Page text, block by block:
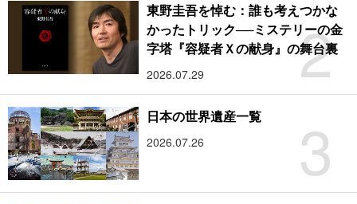
2
東野圭吾を悼む：誰も考えつかな
かったトリック──ミステリーの金
字塔『容疑者Ｘの献身』の舞台裏
2026.07.29
3
日本の世界遺産一覧
2026.07.26